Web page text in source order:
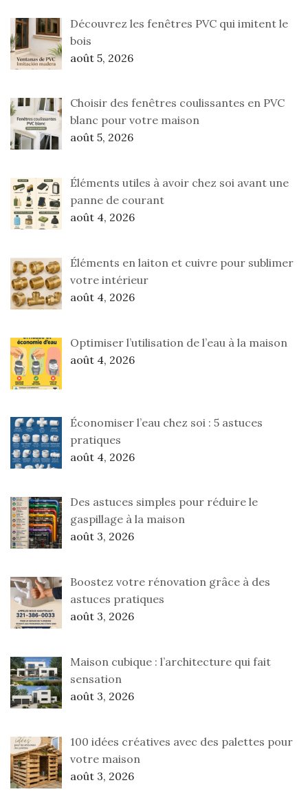
Découvrez les fenêtres PVC qui imitent le
bois
août 5, 2026
Choisir des fenêtres coulissantes en PVC
blanc pour votre maison
août 5, 2026
Éléments utiles à avoir chez soi avant une
panne de courant
août 4, 2026
Éléments en laiton et cuivre pour sublimer
votre intérieur
août 4, 2026
Optimiser l’utilisation de l’eau à la maison
août 4, 2026
Économiser l’eau chez soi : 5 astuces
pratiques
août 4, 2026
Des astuces simples pour réduire le
gaspillage à la maison
août 3, 2026
Boostez votre rénovation grâce à des
astuces pratiques
août 3, 2026
Maison cubique : l’architecture qui fait
sensation
août 3, 2026
100 idées créatives avec des palettes pour
votre maison
août 3, 2026